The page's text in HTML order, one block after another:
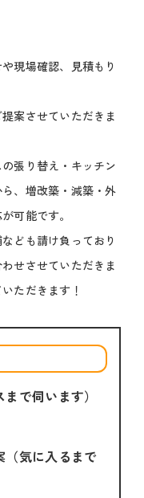
現場確認、見積もり
案させていただきま
張り替え・キッチン
、増改築・減築・外
可能です。
ども請け負っており
せさせていただきま
ただきます！
で伺います）
（気に入るまで